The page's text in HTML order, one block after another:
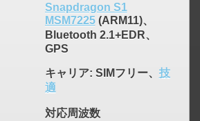
Snapdragon S1
MSM7225(ARM11)、
Bluetooth 2.1+EDR、
GPS
キャリア: SIMフリー、 技
適
対応周波数